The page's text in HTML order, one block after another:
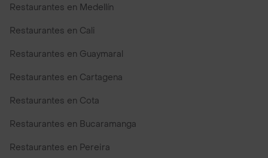
Restaurantes en Medellín
Restaurantes en Cali
Restaurantes en Guaymaral
Restaurantes en Cartagena
Restaurantes en Cota
Restaurantes en Bucaramanga
Restaurantes en Pereira